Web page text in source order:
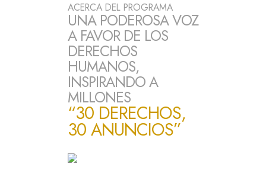
ACERCA DEL PROGRAMA
UNA PODEROSA VOZ
A FAVOR DE LOS
DERECHOS
HUMANOS,
INSPIRANDO A
MILLONES
“30 DERECHOS,
30 ANUNCIOS”